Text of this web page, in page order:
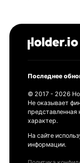
Последнее
© 2017 - 2026
Не оказывает
представленная
характер.
На сайте
информации.